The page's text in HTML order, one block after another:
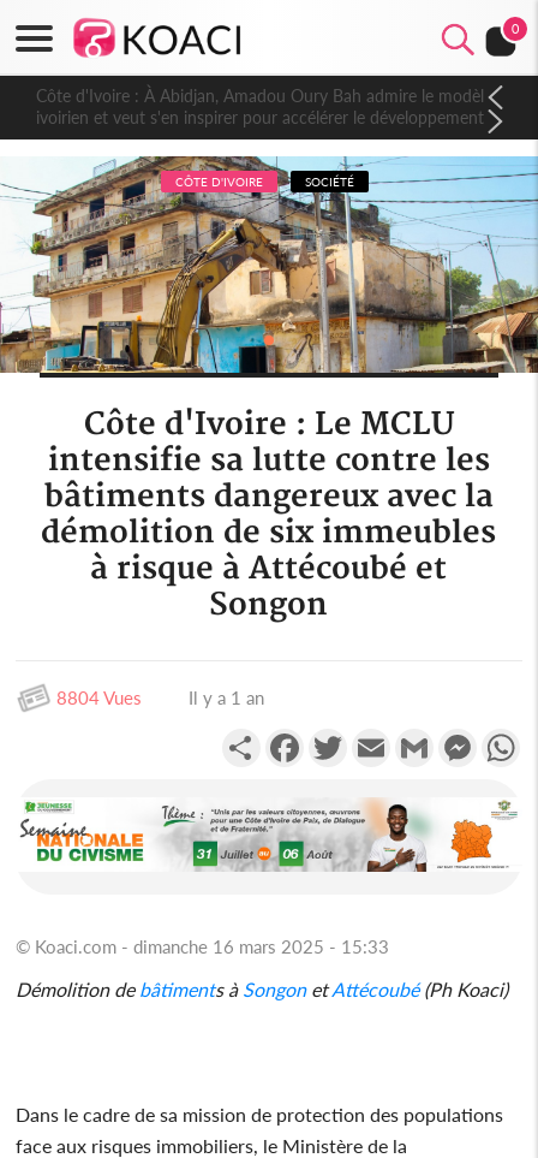
0
Côte d'Ivoire : À Abidjan, Amadou Oury Bah admire le modèle
ivoirien et veut s'en inspirer pour accélérer le développement
de la Guinée
CÔTE D'IVOIRE SOCIÉTÉ
Côte d'Ivoire : Le MCLU
intensifie sa lutte contre les
bâtiments dangereux avec la
démolition de six immeubles
à risque à Attécoubé et
Songon
8804 Vues Il y a 1 an
PartagerFacebookTwitterEmail Gmail
© Koaci.com - dimanche 16 mars 2025 - 15:33
Démolition de bâtiments à SongonetAttécoubé(Ph Koaci)
Dans le cadre de sa mission de protection des populations
face aux risques immobiliers, le Ministère de la